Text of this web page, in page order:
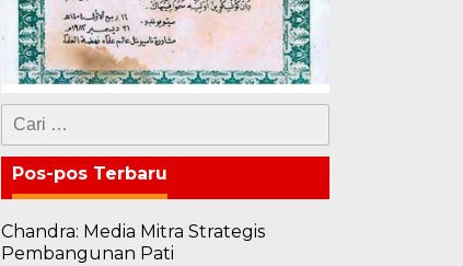
Cari
untuk:
Pos-pos Terbaru
Chandra: Media Mitra Strategis
Pembangunan Pati